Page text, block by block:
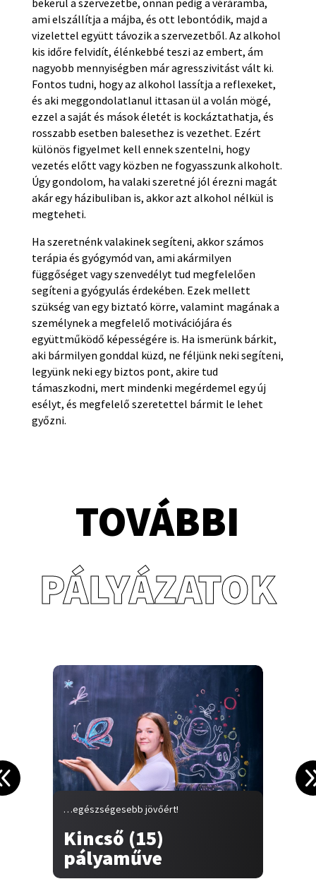
bekerül a szervezetbe, onnan pedig a véráramba,
ami elszállítja a májba, és ott lebontódik, majd a
vizelettel együtt távozik a szervezetből. Az alkohol
kis időre felvidít, élénkebbé teszi az embert, ám
nagyobb mennyiségben már agresszivitást vált ki.
Fontos tudni, hogy az alkohol lassítja a reflexeket,
és aki meggondolatlanul ittasan ül a volán mögé,
ezzel a saját és mások életét is kockáztathatja, és
rosszabb esetben balesethez is vezethet. Ezért
különös figyelmet kell ennek szentelni, hogy
vezetés előtt vagy közben ne fogyasszunk alkoholt.
Úgy gondolom, ha valaki szeretné jól érezni magát
akár egy házibuliban is, akkor azt alkohol nélkül is
megteheti.
Ha szeretnénk valakinek segíteni, akkor számos
terápia és gyógymód van, ami akármilyen
függőséget vagy szenvedélyt tud megfelelően
segíteni a gyógyulás érdekében. Ezek mellett
szükség van egy biztató körre, valamint magának a
személynek a megfelelő motivációjára és
együttműködő képességére is. Ha ismerünk bárkit,
aki bármilyen gonddal küzd, ne féljünk neki segíteni,
legyünk neki egy biztos pont, akire tud
támaszkodni, mert mindenki megérdemel egy új
esélyt, és megfelelő szeretettel bármit le lehet
győzni.
TOVÁBBI
PÁLYÁZATOK
…egészségesebb jövőért!
Kincső (15)
pályaműve